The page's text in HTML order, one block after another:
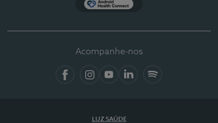
Acompanhe-nos
LUZ SAÚDE